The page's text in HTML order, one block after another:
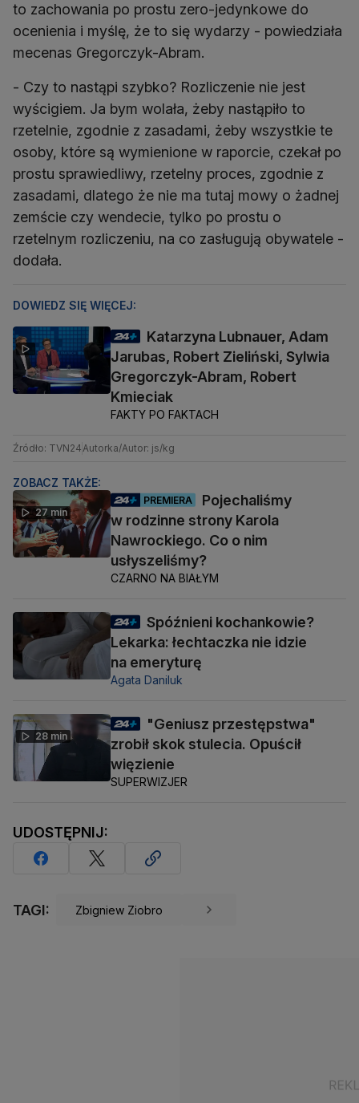
to zachowania po prostu zero-jedynkowe do
ocenienia i myślę, że to się wydarzy - powiedziała
mecenas Gregorczyk-Abram.
- Czy to nastąpi szybko? Rozliczenie nie jest
wyścigiem. Ja bym wolała, żeby nastąpiło to
rzetelnie, zgodnie z zasadami, żeby wszystkie te
osoby, które są wymienione w raporcie, czekał po
prostu sprawiedliwy, rzetelny proces, zgodnie z
zasadami, dlatego że nie ma tutaj mowy o żadnej
zemście czy wendecie, tylko po prostu o
rzetelnym rozliczeniu, na co zasługują obywatele -
dodała.
DOWIEDZ SIĘ WIĘCEJ:
Katarzyna Lubnauer, Adam
Jarubas, Robert Zieliński, Sylwia
Gregorczyk-Abram, Robert
Kmieciak
FAKTY PO FAKTACH
Źródło: TVN24Autorka/Autor: js/kg
ZOBACZ TAKŻE:
27 min
PREMIERA
Pojechaliśmy
w rodzinne strony Karola
Nawrockiego. Co o nim
usłyszeliśmy?
CZARNO NA BIAŁYM
Spóźnieni kochankowie?
Lekarka: łechtaczka nie idzie
na emeryturę
Agata Daniluk
28 min
"Geniusz przestępstwa"
zrobił skok stulecia. Opuścił
więzienie
SUPERWIZJER
UDOSTĘPNIJ:
TAGI: Zbigniew Ziobro